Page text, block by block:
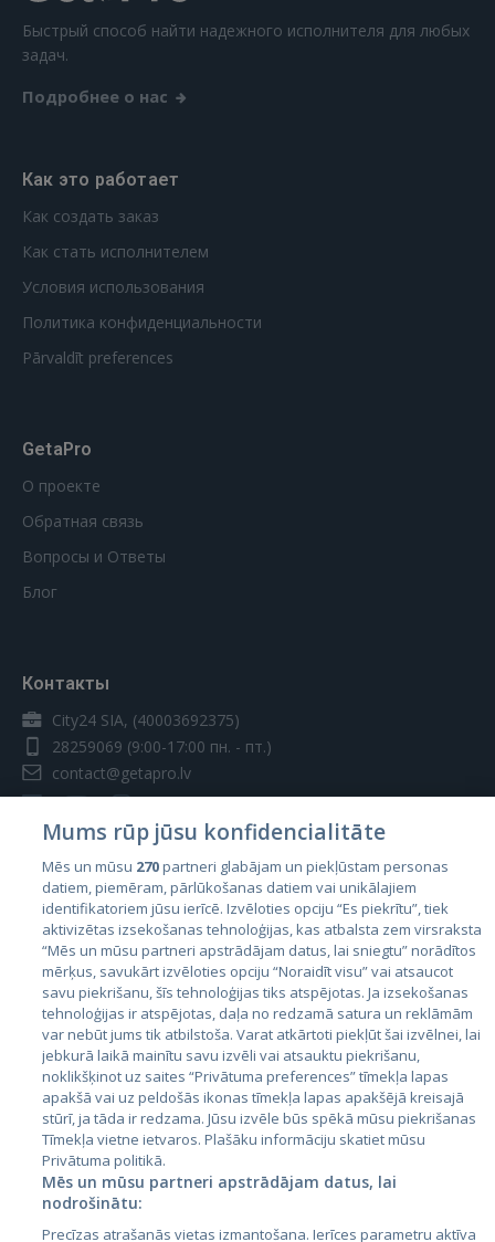
Быстрый способ найти надежного исполнителя для любых
задач.
Подробнее о нас
Как это работает
Как создать заказ
Как стать исполнителем
Условия использования
Политика конфиденциальности
Pārvaldīt preferences
GetaPro
О проекте
Обратная связь
Вопросы и Ответы
Блог
Контакты
City24 SIA, (40003692375)
28259069 (9:00-17:00 пн. - пт.)
contact@getapro.lv
Страны
Эстония
Латвия
Литва
City24.lv
Mums rūp jūsu konfidencialitāte
Mēs un mūsu 270partneri glabājam un piekļūstam personas
datiem, piemēram, pārlūkošanas datiem vai unikālajiem
identifikatoriem jūsu ierīcē. Izvēloties opciju “Es piekrītu”, tiek
aktivizētas izsekošanas tehnoloģijas, kas atbalsta zem virsraksta
“Mēs un mūsu partneri apstrādājam datus, lai sniegtu” norādītos
mērķus, savukārt izvēloties opciju “Noraidīt visu” vai atsaucot
savu piekrišanu, šīs tehnoloģijas tiks atspējotas. Ja izsekošanas
tehnoloģijas ir atspējotas, daļa no redzamā satura un reklāmām
var nebūt jums tik atbilstoša. Varat atkārtoti piekļūt šai izvēlnei, lai
jebkurā laikā mainītu savu izvēli vai atsauktu piekrišanu,
noklikšķinot uz saites “Privātuma preferences” tīmekļa lapas
apakšā vai uz peldošās ikonas tīmekļa lapas apakšējā kreisajā
stūrī, ja tāda ir redzama. Jūsu izvēle būs spēkā mūsu piekrišanas
Tīmekļa vietne ietvaros. Plašāku informāciju skatiet mūsu
Privātuma politikā.
Mēs un mūsu partneri apstrādājam datus, lai
nodrošinātu:
Precīzas atrašanās vietas izmantošana. Ierīces parametru aktīva